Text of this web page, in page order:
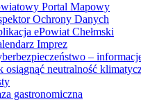
Portal Mapowy
Ochrony Danych
ePowiat Chełmski
Imprez
–
osiągnąć neutralność
gastronomiczna